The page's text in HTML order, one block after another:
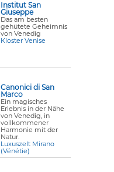
Institut San
Giuseppe
Das am besten
gehütete Geheimnis
von Venedig
Kloster Venise
Canonici di San
Marco
Ein magisches
Erlebnis in der Nähe
von Venedig, in
vollkommener
Harmonie mit der
Natur.
Luxuszelt Mirano
(Vénétie)